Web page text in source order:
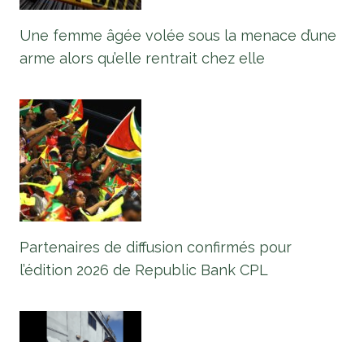
Une femme âgée volée sous la menace d’une
arme alors qu’elle rentrait chez elle
Partenaires de diffusion confirmés pour
l’édition 2026 de Republic Bank CPL